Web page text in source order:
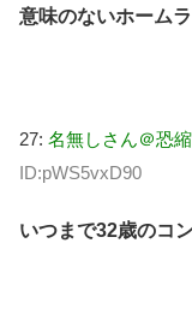
意味のないホーム
27: 名無しさん＠恐
ID:pWS5vxD90
いつまで32歳のコ